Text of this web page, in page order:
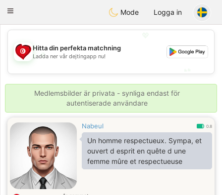
Tunisia Dating
Toggle
Mode Logga in
💖
💕
Hitta din perfekta matchning
Ladda ner vår dejtingapp nu!
Medlemsbilder är privata - synliga endast för
autentiserade användare
Nabeul 0.8
Un homme respectueux. Sympa, et
ouvert d esprit en quête d une
femme mûre et respectueuse